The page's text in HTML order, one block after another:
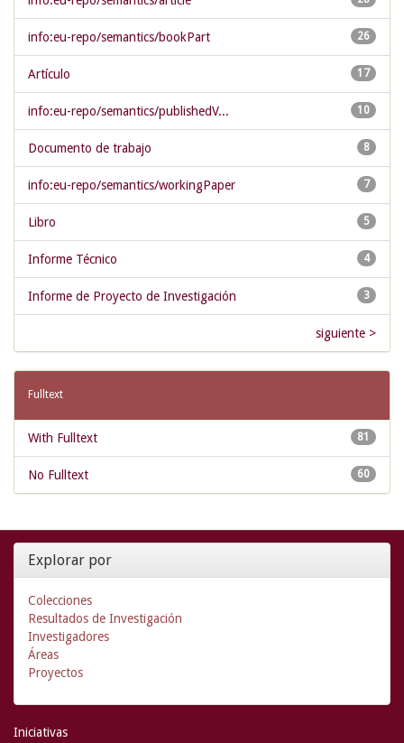
26
info:eu-repo/semantics/bookPart
17
Artículo
10
info:eu-repo/semantics/publishedV...
8
Documento de trabajo
7
info:eu-repo/semantics/workingPaper
5
Libro
4
Informe Técnico
3
Informe de Proyecto de Investigación
siguiente >
Fulltext
81
With Fulltext
60
No Fulltext
Explorar por
Colecciones
Resultados de Investigación
Investigadores
Áreas
Proyectos
Iniciativas